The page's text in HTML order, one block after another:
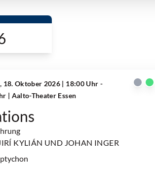
18. Oktober 2026 | 18:00 Uhr -
| Aalto-Theater Essen
KYLIÁN UND JOHAN INGER